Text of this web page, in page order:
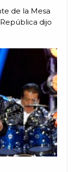
de la Mesa
dijo